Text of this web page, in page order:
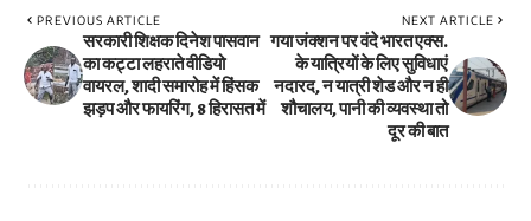
PREVIOUS ARTICLE
सरकारी शिक्षक दिनेश पासवान
का कट्टा लहराते वीडियो
वायरल, शादी समारोह में हिंसक
झड़प और फायरिंग, 8 हिरासत में
NEXT ARTICLE
गया जंक्शन पर वंदे भारत एक्स.
के यात्रियों के लिए सुविधाएं
नदारद, न यात्री शेड और न ही
शौचालय, पानी की व्यवस्था तो
दूर की बात